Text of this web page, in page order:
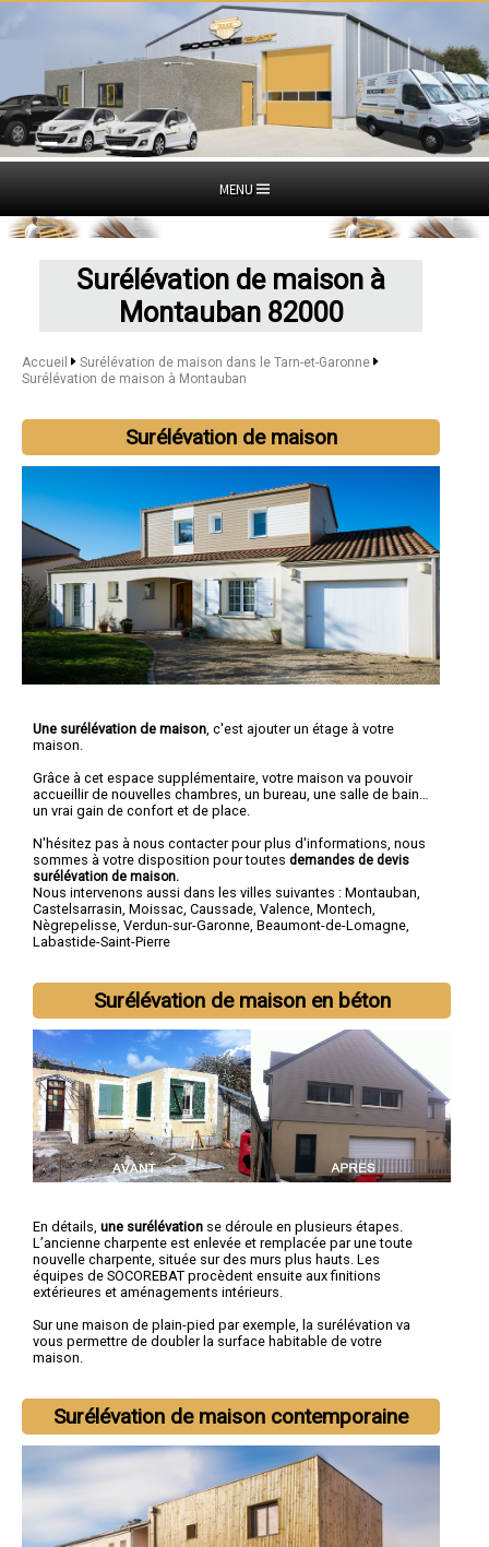
MENU
Surélévation de maison à
Montauban 82000
Accueil
Surélévation de maison dans le Tarn-et-Garonne
Surélévation de maison à Montauban
Surélévation de maison
Une surélévation de maison , c'est ajouter un étage à votre
maison.
Grâce à cet espace supplémentaire, votre maison va pouvoir
accueillir de nouvelles chambres, un bureau, une salle de bain…
un vrai gain de confort et de place.
N'hésitez pas à nous contacter pour plus d'informations, nous
sommes à votre disposition pour toutes demandes de devis
surélévation de maison.
Nous intervenons aussi dans les villes suivantes : Montauban
Castelsarrasin Moissac Caussade Valence Montech
Nègrepelisse Verdun-sur-Garonne Beaumont-de-Lomagne
Labastide-Saint-Pierre
Surélévation de maison en béton
En détails, une surélévation se déroule en plusieurs étapes.
L’ancienne charpente est enlevée et remplacée par une toute
nouvelle charpente, située sur des murs plus hauts. Les
équipes de SOCOREBAT procèdent ensuite aux finitions
extérieures et aménagements intérieurs.
Sur une maison de plain-pied par exemple, la surélévation va
vous permettre de doubler la surface habitable de votre
maison.
Surélévation de maison contemporaine